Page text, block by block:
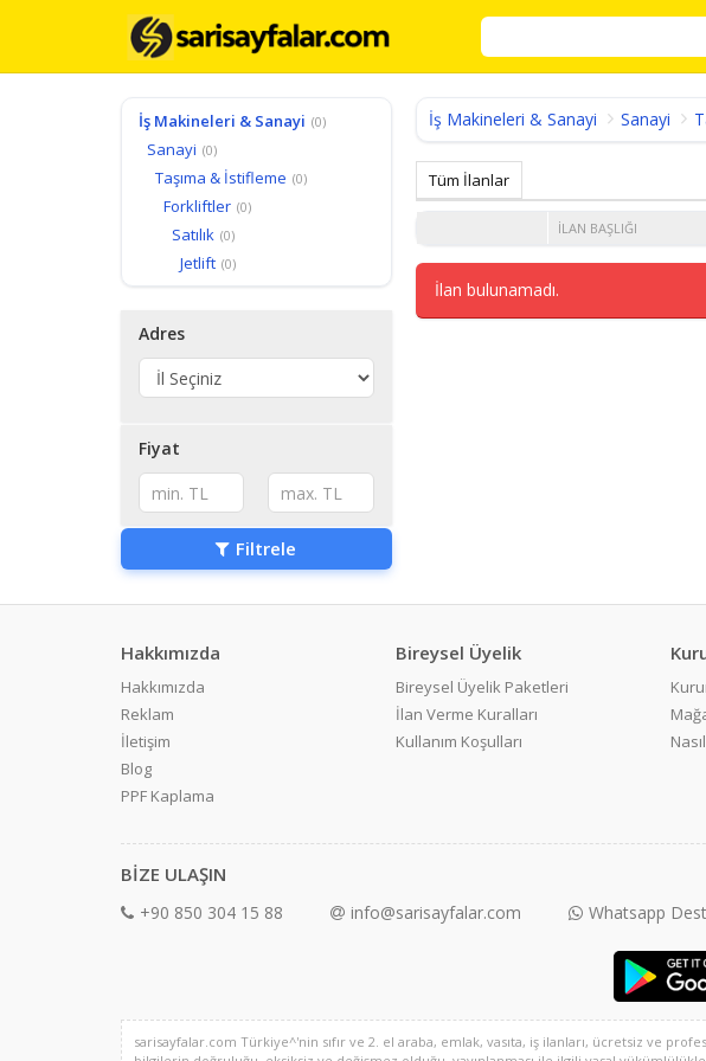
İş Makineleri & Sanayi (0)
Sanayi (0)
Taşıma & İstifleme (0)
Forkliftler (0)
Satılık (0)
Jetlift (0)
Adres
Fiyat
Filtrele
İş Makineleri & Sanayi Sanayi
Tüm İlanlar
İLAN BAŞLIĞI
İlan bulunamadı.
Hakkımızda
Hakkımızda
Reklam
İletişim
Blog
PPF Kaplama
Bireysel Üyelik
Bireysel Üyelik Paketleri
İlan Verme Kuralları
Kullanım Koşulları
BİZE ULAŞIN
+90 850 304 15 88 info@sarisayfalar.com Whatsapp
sarisayfalar.com Türkiye^'nin sıfır ve 2. el araba, emlak, vasıta, iş ilanları, ücretsiz ve